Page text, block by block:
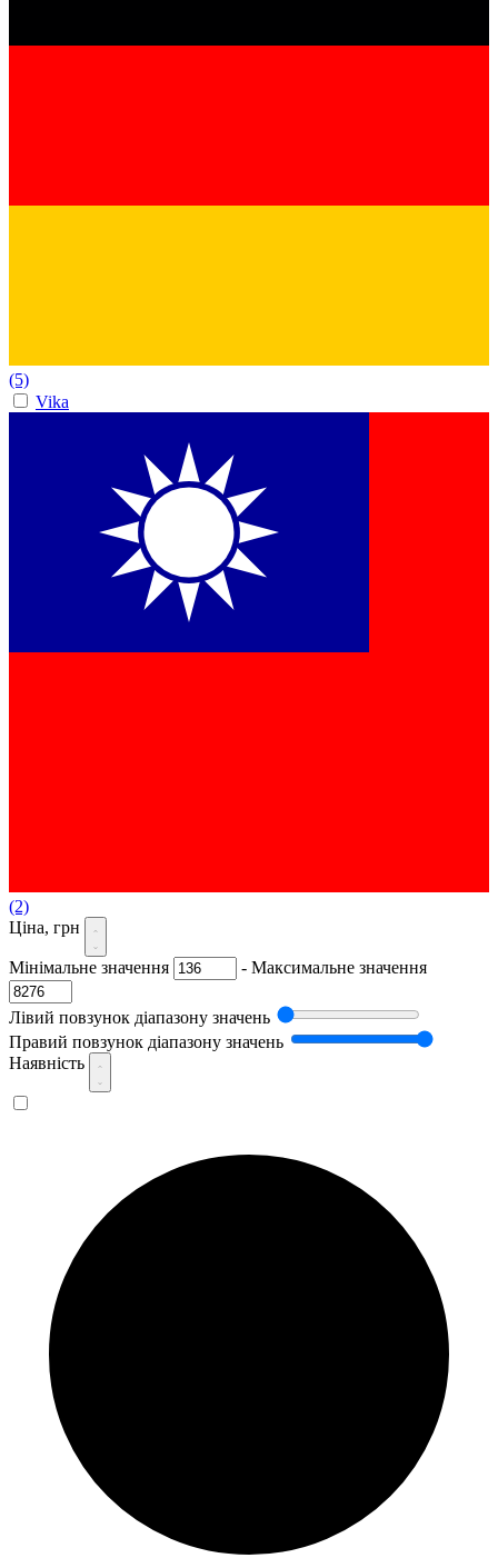
(5)
Vika
(2)
Ціна, грн
Мінімальне значення - Максимальне значення
Лівий повзунок діапазону значень
Правий повзунок діапазону значень
Наявність